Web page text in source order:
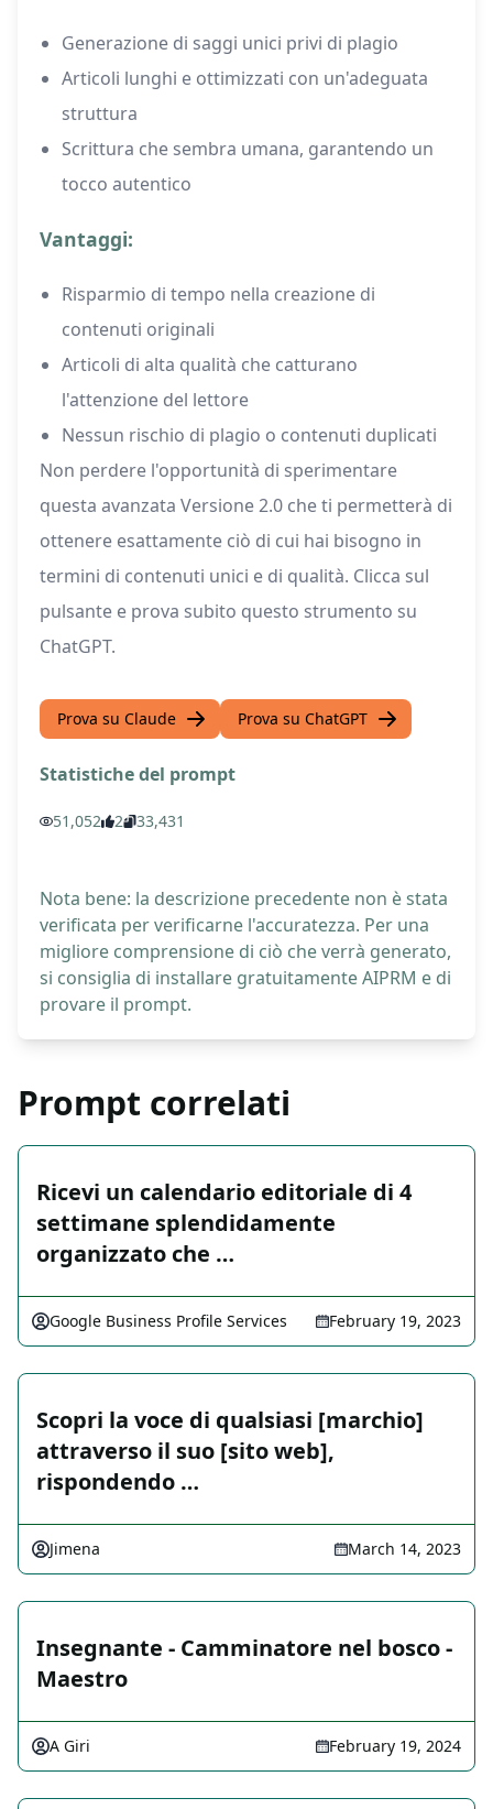
Generazione di saggi unici privi di plagio
Articoli lunghi e ottimizzati con un'adeguata
struttura
Scrittura che sembra umana, garantendo un
tocco autentico
Vantaggi:
Risparmio di tempo nella creazione di
contenuti originali
Articoli di alta qualità che catturano
l'attenzione del lettore
Nessun rischio di plagio o contenuti duplicati
Non perdere l'opportunità di sperimentare
questa avanzata Versione 2.0 che ti permetterà di
ottenere esattamente ciò di cui hai bisogno in
termini di contenuti unici e di qualità. Clicca sul
pulsante e prova subito questo strumento su
ChatGPT.
Prova su Claude Prova su ChatGPT
Statistiche del prompt
51,052 2 33,431
Nota bene: la descrizione precedente non è stata
verificata per verificarne l'accuratezza. Per una
migliore comprensione di ciò che verrà generato,
si consiglia di installare gratuitamente AIPRM e di
provare il prompt.
Prompt correlati
Ricevi un calendario editoriale di 4
settimane splendidamente
organizzato che …
Google Business Profile Services February 19, 2023
Scopri la voce di qualsiasi [marchio]
attraverso il suo [sito web],
rispondendo …
Jimena March 14, 2023
Insegnante - Camminatore nel bosco -
Maestro
A Giri February 19, 2024